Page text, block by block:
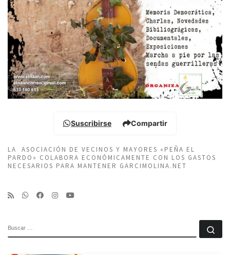
Suscribirse Compartir
LA ASOCIACIÓN DE VECINOS Y MAYORES «PEÑA EL
PARDO» COLABORA ECONÓMICAMENTE CON LOS GASTOS
NECESARIOS PARA MANTENER GARCIMOLINA.NET